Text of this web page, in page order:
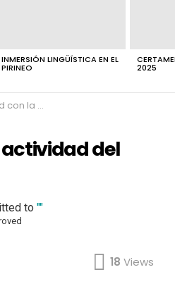
INMERSIÓN LINGÜÍSTICA EN EL
PIRINEO 2025
del «plogging»
del
to ""
18 Views